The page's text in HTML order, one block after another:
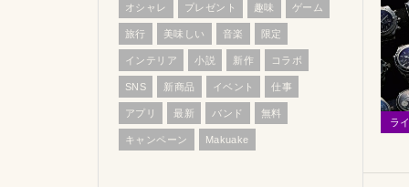
ラ
オシャレ プレゼント 趣味 ゲーム
旅行 美味しい 音楽 限定
インテリア 小説 新作 コラボ
SNS 新商品 イベント 仕事
アプリ 最新 バンド 無料
キャンペーン Makuake